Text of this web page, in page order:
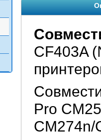
CF403A
Pro
CM274n/